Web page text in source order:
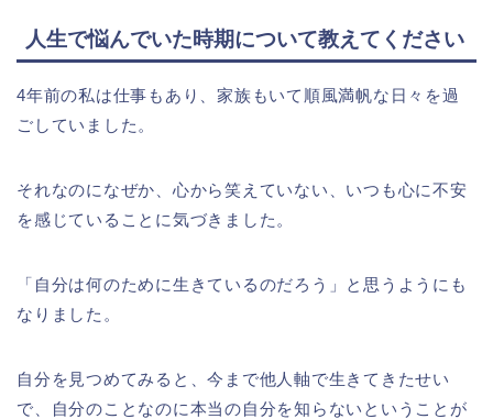
人生で悩んでいた時期について教えてください
4年前の私は仕事もあり、家族もいて順風満帆な日々を過
ごしていました。
それなのになぜか、心から笑えていない、いつも心に不安
を感じていることに気づきました。
「自分は何のために生きているのだろう」と思うようにも
なりました。
自分を見つめてみると、今まで他人軸で生きてきたせい
で、自分のことなのに本当の自分を知らないということが